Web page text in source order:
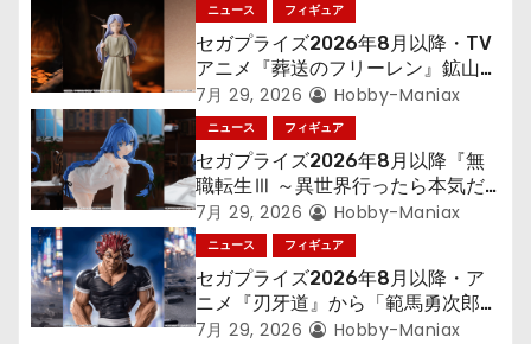
シ
ョ
ン
ニュース フィギュア
セガプライズ2026年8月以降・TV
アニメ『葬送のフリーレン』鉱山で
300年働くことになっっちゃった
「フリーレン」を立体化！
7月 29, 2026 Hobby-Maniax
ニュース フィギュア
セガプライズ2026年8月以降『無
職転生Ⅲ ～異世界行ったら本気だ
す～』から「ロキシー」のフィギュ
アが登場！
7月 29, 2026 Hobby-Maniax
ニュース フィギュア
セガプライズ2026年8月以降・ア
ニメ『刃牙道』から「範馬勇次郎」
が登場ッッ!!
7月 29, 2026 Hobby-Maniax